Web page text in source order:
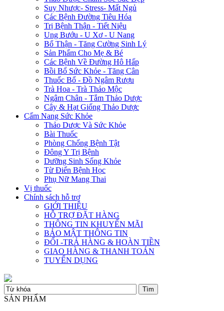
Suy Nhược- Stress- Mất Ngủ
Các Bệnh Đường Tiêu Hóa
Trị Bệnh Thận - Tiết Niệu
Ung Bướu - U Xơ - U Nang
Bổ Thận - Tăng Cường Sinh Lý
Sản Phẩm Cho Mẹ & Bé
Các Bệnh Về Đường Hô Hấp
Bồi Bổ Sức Khỏe - Tăng Cân
Thuốc Bổ - Đồ Ngâm Rượu
Trà Hoa - Trà Thảo Mộc
Ngâm Chân - Tắm Thảo Dược
Cây & Hạt Giống Thảo Dược
Cẩm Nang Sức Khỏe
Thảo Dược Và Sức Khỏe
Bài Thuốc
Phòng Chống Bệnh Tật
Đông Y Trị Bệnh
Dưỡng Sinh Sống Khỏe
Từ Điển Bệnh Học
Phụ Nữ Mang Thai
Vị thuốc
Chính sách hỗ trợ
GIỚI THIỆU
HỖ TRỢ ĐẶT HÀNG
THÔNG TIN KHUYẾN MÃI
BẢO MẬT THÔNG TIN
ĐỔI -TRẢ HÀNG & HOÀN TIỀN
GIAO HÀNG & THANH TOÁN
TUYỂN DỤNG
SẢN PHẨM